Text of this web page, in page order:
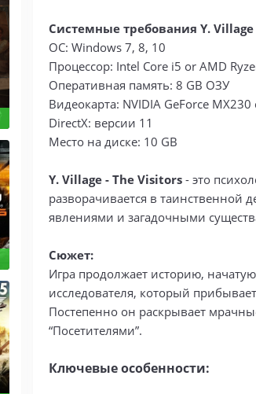
Системные требования Y.
ОС: Windows 7, 8, 10
Процессор: Intel Core i5 or AMD
Оперативная память: 8 GB ОЗУ
Видеокарта: NVIDIA GeForce
DirectX: версии 11
Место на диске: 10 GB
Y. Village - The Visitors - это
разворачивается в таинственной
явлениями и загадочными
Сюжет:
Игра продолжает историю,
исследователя, который
Постепенно он раскрывает
“Посетителями”.
Ключевые особенности: